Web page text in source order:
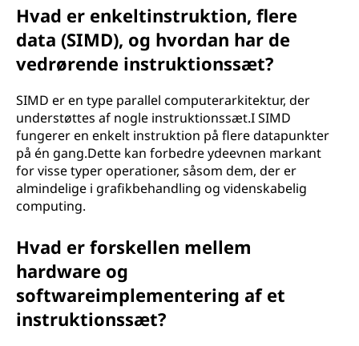
Hvad er enkeltinstruktion, flere
data (SIMD), og hvordan har de
vedrørende instruktionssæt?
SIMD er en type parallel computerarkitektur, der
understøttes af nogle instruktionssæt.I SIMD
fungerer en enkelt instruktion på flere datapunkter
på én gang.Dette kan forbedre ydeevnen markant
for visse typer operationer, såsom dem, der er
almindelige i grafikbehandling og videnskabelig
computing.
Hvad er forskellen mellem
hardware og
softwareimplementering af et
instruktionssæt?